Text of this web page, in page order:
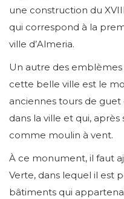
une construction du
qui correspond à la
ville d’Almeria.
Un autre des
cette belle ville est le
anciennes tours de
dans la ville et qui,
comme moulin à vent.
À ce monument, il faut
Verte, dans lequel il est
bâtiments qui